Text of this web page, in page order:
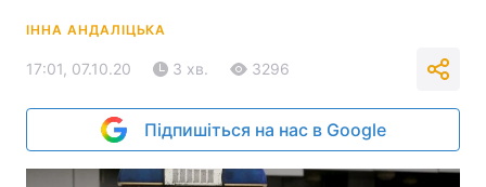
ІННА АНДАЛІЦЬКА
17:01, 07.10.20 3 хв. 3296
Підпишіться на нас в Google